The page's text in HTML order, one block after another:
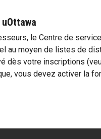
le Centre de
au moyen de listes de
dès votre inscriptions
vous devez activer la